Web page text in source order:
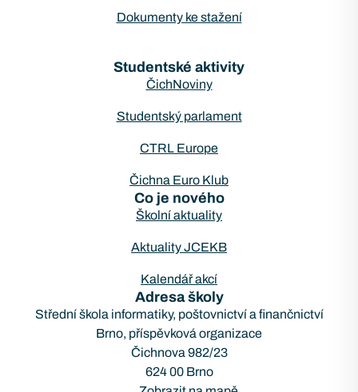
Dokumenty ke stažení
Studentské aktivity
ČichNoviny
Studentský parlament
CTRL Europe
Čichna Euro Klub
Co je nového
Školní aktuality
Aktuality JCEKB
Kalendář akcí
Adresa školy
Střední škola informatiky, poštovnictví a finančnictví
Brno, příspěvková organizace
Čichnova 982/23
624 00 Brno